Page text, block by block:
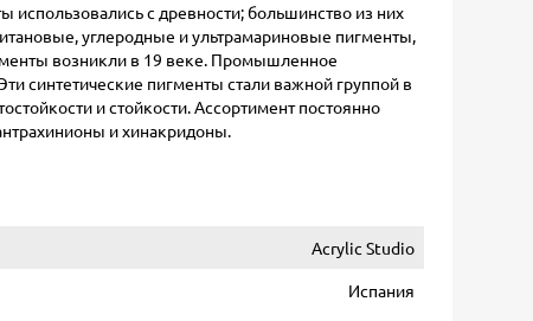
с древности; большинство из них
углеродные и ультрамариновые пигменты,
возникли в 19 веке. Промышленное
синтетические пигменты стали важной группой в
и стойкости. Ассортимент постоянно
и хинакридоны.
Acrylic Studio
Испания